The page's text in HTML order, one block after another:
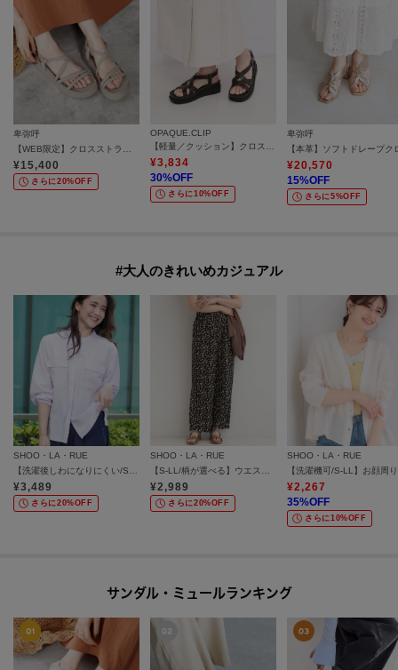
卑弥呼
¥15,400
さらに20%OFF
OPAQUE.CLIP
¥3,834
30%OFF
さらに10%OFF
卑弥呼
¥20,570
15%OFF
さらに5%OFF
#大人のきれいめカジュアル
SHOO・LA・RUE
【洗濯後しわになりにくい/S-LL/UV】きれいめにもラフにも フラップポケットがポイントのバンドカラーシャツ
¥3,489
さらに20%OFF
SHOO・LA・RUE
【S-LL/柄が選べる】ウエストゴムでらくちん 大人プリーツイージーパンツ
¥2,989
さらに20%OFF
SHOO・LA・RUE
¥2,267
35%OFF
さらに10%OFF
サンダル・ミュールランキング